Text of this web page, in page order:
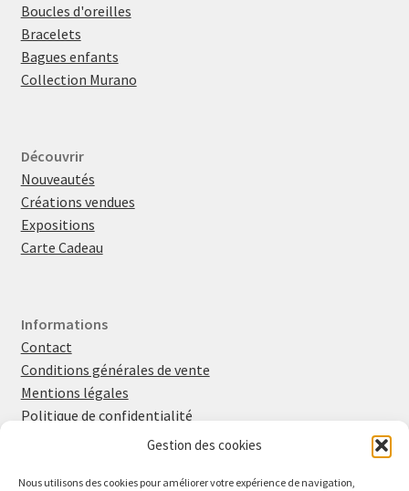
Gestion des cookies
Nous utilisons des cookies pour améliorer votre expérience de navigation,
Boucles d'oreilles
Bracelets
Bagues enfants
Collection Murano
Découvrir
Nouveautés
Créations vendues
Expositions
Carte Cadeau
Informations
Contact
Conditions générales de vente
Mentions légales
Politique de confidentialité
Politique en matière de cookies